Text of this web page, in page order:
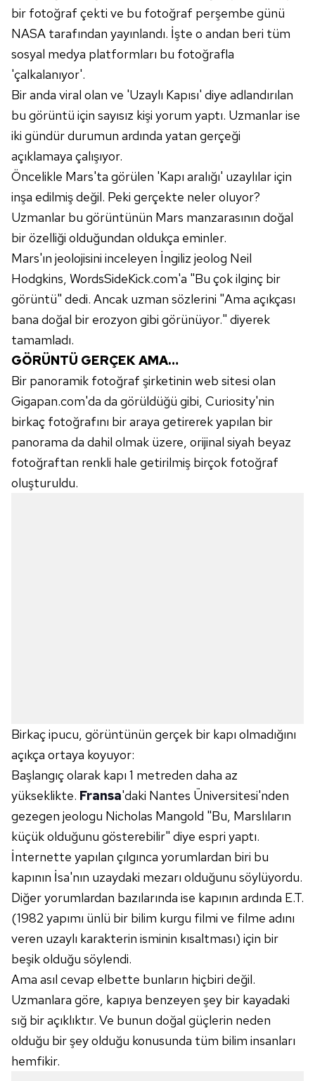
bir fotoğraf çekti ve bu fotoğraf perşembe günü
NASA tarafından yayınlandı. İşte o andan beri tüm
sosyal medya platformları bu fotoğrafla
'çalkalanıyor'.
Bir anda viral olan ve 'Uzaylı Kapısı' diye adlandırılan
bu görüntü için sayısız kişi yorum yaptı. Uzmanlar ise
iki gündür durumun ardında yatan gerçeği
açıklamaya çalışıyor.
Öncelikle Mars'ta görülen 'Kapı aralığı' uzaylılar için
inşa edilmiş değil. Peki gerçekte neler oluyor?
Uzmanlar bu görüntünün Mars manzarasının doğal
bir özelliği olduğundan oldukça eminler.
Mars'ın jeolojisini inceleyen İngiliz jeolog Neil
Hodgkins, WordsSideKick.com'a "Bu çok ilginç bir
görüntü" dedi. Ancak uzman sözlerini "Ama açıkçası
bana doğal bir erozyon gibi görünüyor." diyerek
tamamladı.
GÖRÜNTÜ GERÇEK AMA…
Bir panoramik fotoğraf şirketinin web sitesi olan
Gigapan.com'da da görüldüğü gibi, Curiosity'nin
birkaç fotoğrafını bir araya getirerek yapılan bir
panorama da dahil olmak üzere, orijinal siyah beyaz
fotoğraftan renkli hale getirilmiş birçok fotoğraf
oluşturuldu.
Birkaç ipucu, görüntünün gerçek bir kapı olmadığını
açıkça ortaya koyuyor:
Başlangıç olarak kapı 1 metreden daha az
yükseklikte. Fransa'daki Nantes Üniversitesi'nden
gezegen jeologu Nicholas Mangold "Bu, Marslıların
küçük olduğunu gösterebilir" diye espri yaptı.
İnternette yapılan çılgınca yorumlardan biri bu
kapının İsa'nın uzaydaki mezarı olduğunu söylüyordu.
Diğer yorumlardan bazılarında ise kapının ardında E.T.
(1982 yapımı ünlü bir bilim kurgu filmi ve filme adını
veren uzaylı karakterin isminin kısaltması) için bir
beşik olduğu söylendi.
Ama asıl cevap elbette bunların hiçbiri değil.
Uzmanlara göre, kapıya benzeyen şey bir kayadaki
sığ bir açıklıktır. Ve bunun doğal güçlerin neden
olduğu bir şey olduğu konusunda tüm bilim insanları
hemfikir.